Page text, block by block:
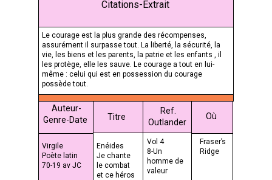
Citations-Extrait
Le courage est la plus grande des récompenses,
assurément il surpasse tout. La liberté, la sécurité, la
vie, les biens et les parents, la patrie et les enfants , il
les protège, elle les sauve. Le courage a tout en lui-
même : celui qui est en possession du courage
possède tout.
Vol 4
8-Un
homme de
valeur
Virgile
Poète latin
70-19 av JC
Titre
Auteur-
Genre-Date
Enéides
Je chante
le combat
et ce héros
Où
Fraser’s
Ridge
Ref.
Outlander